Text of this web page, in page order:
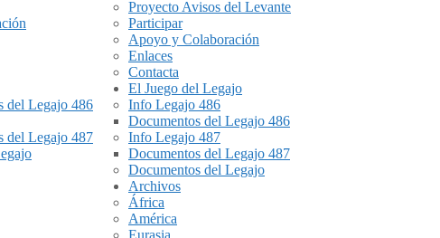
del Legajo 486
del Legajo 487
Proyecto Avisos del Levante
Participar
Apoyo y Colaboración
Enlaces
Contacta
El Juego del Legajo
Info Legajo 486
Documentos del Legajo 486
Info Legajo 487
Documentos del Legajo 487
Documentos del Legajo
Archivos
África
América
Eurasia